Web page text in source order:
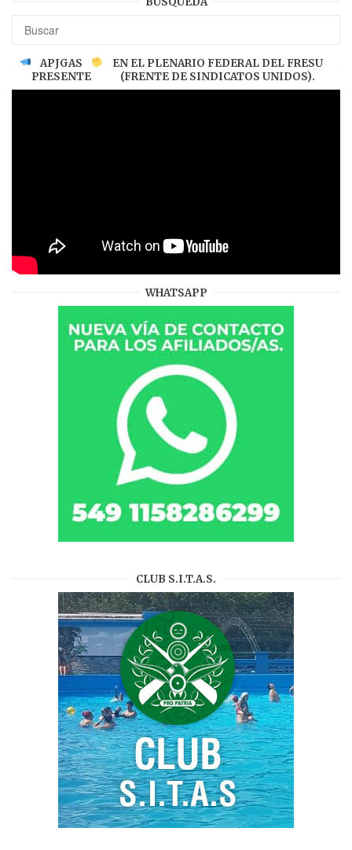
APJGAS
PRESENTE
EN EL PLENARIO FEDERAL DEL FRESU
(FRENTE DE SINDICATOS UNIDOS).
WHATSAPP
CLUB S.I.T.A.S.